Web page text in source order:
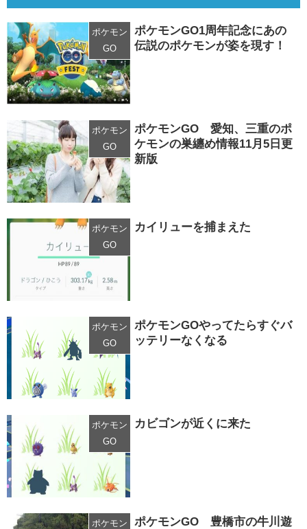
ポケモン
GO
ポケモンGO1周年記念にあの
伝説のポケモンが姿を現す！
ポケモン
GO
ポケモンGO 愛知、三重のポ
ケモンの巣纏め情報11月5日更
新版
ポケモン
GO
カイリューを捕まえた
ポケモン
GO
ポケモンGOやってたらすぐバ
ッテリーなくなる
ポケモン
GO
カビゴンが近くに来た
ポケモン
ポケモンGO 豊橋市の牛川遊